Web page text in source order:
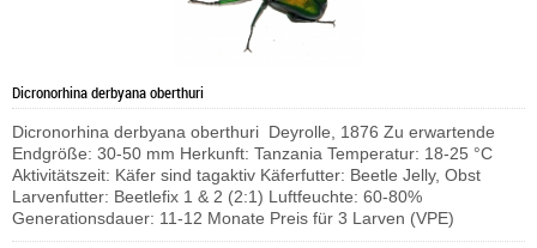
Dicronorhina derbyana oberthuri
Dicronorhina derbyana oberthuri Deyrolle, 1876 Zu erwartende
Endgröße: 30-50 mm Herkunft: Tanzania Temperatur: 18-25 °C
Aktivitätszeit: Käfer sind tagaktiv Käferfutter: Beetle Jelly, Obst
Larvenfutter: Beetlefix 1 & 2 (2:1) Luftfeuchte: 60-80%
Generationsdauer: 11-12 Monate Preis für 3 Larven (VPE)